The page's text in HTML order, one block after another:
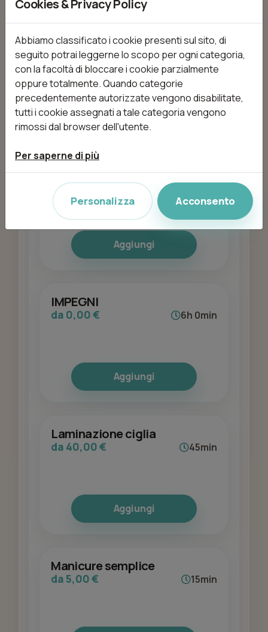
Allungamento unghie
da 30,00 € 52min
Aggiungi
Extension Ciglia
da 25,00 € 30min
Aggiungi
IMPEGNI
da 0,00 € 6h 0min
Aggiungi
Laminazione ciglia
da 40,00 € 45min
Aggiungi
Manicure semplice
da 5,00 € 15min
Cookies & Privacy Policy
Abbiamo classificato i cookie presenti sul sito, di
seguito potrai leggerne lo scopo per ogni categoria,
con la facoltà di bloccare i cookie parzialmente
oppure totalmente. Quando categorie
precedentemente autorizzate vengono disabilitate,
tutti i cookie assegnati a tale categoria vengono
rimossi dal browser dell'utente.
Per saperne di più
Personalizza Acconsento